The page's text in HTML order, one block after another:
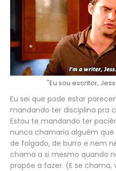
"Eu sou escritor,
Eu sei que pode estar
mandando ter disciplina pra
Estou te mandando ter
nunca chamaria alguém
de folgado, de burro e nem
chama a si mesmo quando
propõe a fazer. (E se